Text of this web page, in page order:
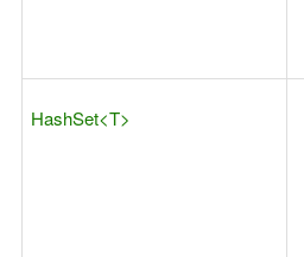
HashSet<T>